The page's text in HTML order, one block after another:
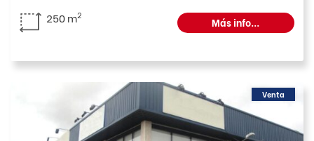
250 m2 Más info...
Venta